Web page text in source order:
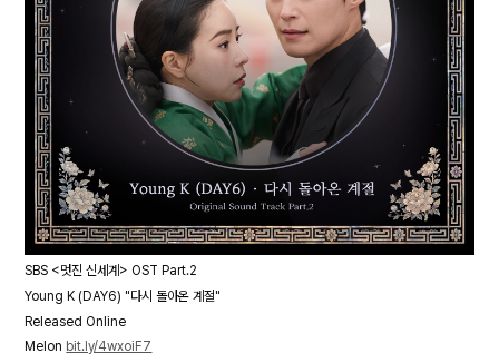
SBS <멋진 신세계> OST Part.2
Young K (DAY6) "다시 돌아온 계절"
Released Online
Melon bit.ly/4wxoiF7